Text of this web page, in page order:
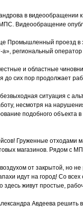
в видеообращении
Видеообращение
Промышленный проезд в
региональный
и областные
до сих пор продолжает
ситуация с
несмотря на
подобного объекта
Груженные
магазинов. Рядом с
от закрытой, но не
идут на город! Со
живут простые,
Авдеева решить